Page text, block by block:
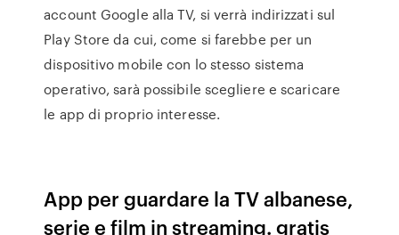
account Google alla TV, si verrà indirizzati sul
Play Store da cui, come si farebbe per un
dispositivo mobile con lo stesso sistema
operativo, sarà possibile scegliere e scaricare
le app di proprio interesse.
App per guardare la TV albanese,
serie e film in streaming. gratis